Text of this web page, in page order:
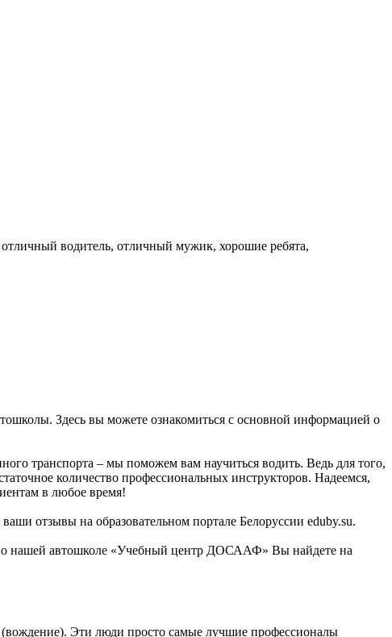
водитель, отличный мужик, хорошие ребята,
Здесь вы можете ознакомиться с основной информацией о
транспорта – мы поможем вам научиться водить. Ведь для того,
количество профессиональных инструкторов. Надеемся,
в любое время!
отзывы на образовательном портале Белоруссии eduby.su.
нашей автошколе «Учебный центр ДОСААФ» Вы найдете на
Эти люди просто самые лучшие профессионалы